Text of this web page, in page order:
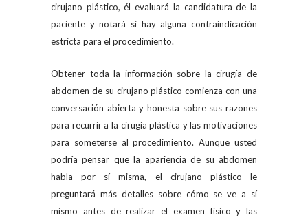
cirujano plástico, él evaluará la candidatura de la
paciente y notará si hay alguna contraindicación
estricta para el procedimiento.
Obtener toda la información sobre la cirugía de
abdomen de su cirujano plástico comienza con una
conversación abierta y honesta sobre sus razones
para recurrir a la cirugía plástica y las motivaciones
para someterse al procedimiento. Aunque usted
podría pensar que la apariencia de su abdomen
habla por sí misma, el cirujano plástico le
preguntará más detalles sobre cómo se ve a sí
mismo antes de realizar el examen físico y las